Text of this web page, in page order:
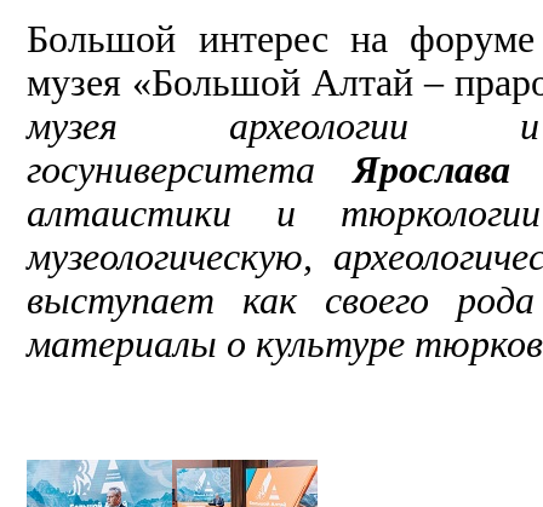
Большой интерес на форуме
музея «Большой Алтай –
музея археологии
госуниверситетаЯрослава
алтаистики и
музеологическую,
выступает как своего
материалы о культуре